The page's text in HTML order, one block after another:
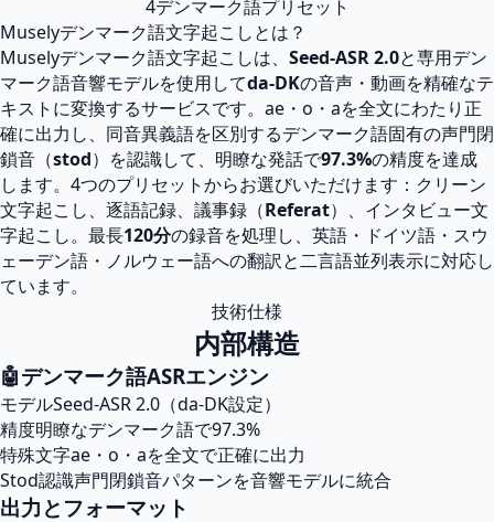
4デンマーク語プリセット
Muselyデンマーク語文字起こしとは？
Muselyデンマーク語文字起こしは、 Seed-ASR 2.0と専用デン
マーク語音響モデルを使用してda-DKの音声・動画を精確なテ
キストに変換するサービスです。ae・o・aを全文にわたり正
確に出力し、同音異義語を区別するデンマーク語固有の声門閉
鎖音（stod）を認識して、明瞭な発話で97.3%の精度を達成
します。4つのプリセットからお選びいただけます：クリーン
文字起こし、逐語記録、議事録（Referat）、インタビュー文
字起こし。最長120分の録音を処理し、英語・ドイツ語・スウ
ェーデン語・ノルウェー語への翻訳と二言語並列表示に対応し
ています。
技術仕様
内部構造
🤖デンマーク語ASRエンジン
モデルSeed-ASR 2.0（da-DK設定）
精度明瞭なデンマーク語で97.3%
特殊文字ae・o・aを全文で正確に出力
Stod認識声門閉鎖音パターンを音響モデルに統合
出力とフォーマット